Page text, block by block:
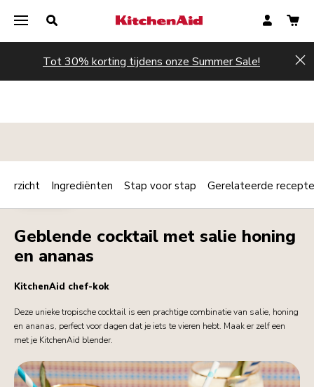
Tot 30% korting tijdens onze Summer Sale!
DRANKJES Print
Share
Geblende cocktail met salie honing
en ananas
KitchenAid chef-kok
Deze unieke tropische cocktail is een prachtige combinatie van salie, honing
en ananas, perfect voor dagen dat je iets te vieren hebt. Maak er zelf een
met je KitchenAid blender.
Ingrediënten Stap voor stap Gerelateerde